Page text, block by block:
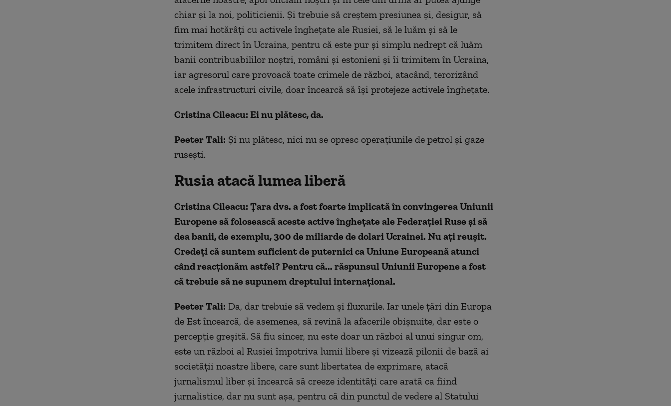
chiar și la noi, politicienii. Și trebuie să creștem presiunea și, desigur, să
fim mai hotărâți cu activele înghețate ale Rusiei, să le luăm și să le
trimitem direct în Ucraina, pentru că este pur și simplu nedrept că luăm
banii contribuabililor noștri, români și estonieni și îi trimitem în Ucraina,
iar agresorul care provoacă toate crimele de război, atacând, terorizând
acele infrastructuri civile, doar încearcă să îşi protejeze activele înghețate.
Cristina Cileacu: Ei nu plătesc, da.
Peeter Tali: Și nu plătesc, nici nu se opresc operațiunile de petrol și gaze
rusești.
Rusia atacă lumea liberă
Cristina Cileacu: Ţara dvs. a fost foarte implicată în convingerea Uniunii
Europene să folosească aceste active înghețate ale Federației Ruse și să
dea banii, de exemplu, 300 de miliarde de dolari Ucrainei. Nu aţi reușit.
Credeți că suntem suficient de puternici ca Uniune Europeană atunci
când reacționăm astfel? Pentru că... răspunsul Uniunii Europene a fost
că trebuie să ne supunem dreptului internațional.
Peeter Tali: Da, dar trebuie să vedem și fluxurile. Iar unele țări din Europa
de Est încearcă, de asemenea, să revină la afacerile obişnuite, dar este o
percepție greșită. Să fiu sincer, nu este doar un război al unui singur om,
este un război al Rusiei împotriva lumii libere și vizează pilonii de bază ai
societăţii noastre libere, care sunt libertatea de exprimare, atacă
jurnalismul liber și încearcă să creeze identități care arată ca fiind
jurnalistice, dar nu sunt așa, pentru că din punctul de vedere al Statului